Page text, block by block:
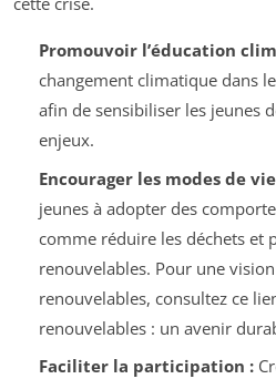
Promouvoir l’éducation
changement climatique dans
afin de sensibiliser les jeunes
enjeux.
Encourager les modes de
jeunes à adopter des
comme réduire les déchets et
renouvelables. Pour une
renouvelables, consultez ce
renouvelables : un avenir
Faciliter la participation :